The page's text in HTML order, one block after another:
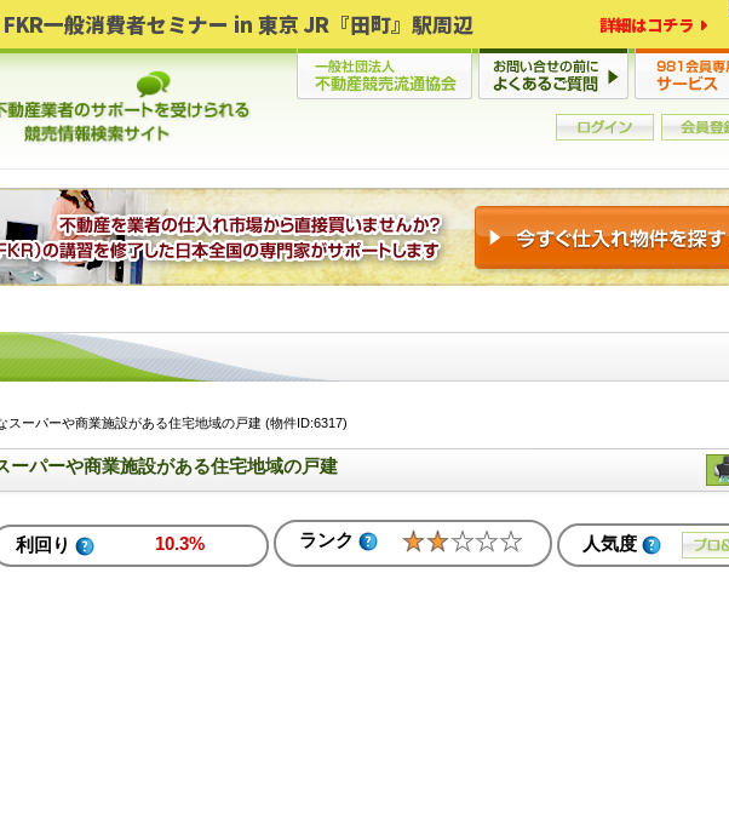
FKR一般消費者セミナー in 東京 JR『田町』駅周辺 詳細はコチラ
ーパーや商業施設がある住宅地域の戸建 (物件ID:6317)
ーパーや商業施設がある住宅地域の戸建
利回り 10.3% ランク 人気度